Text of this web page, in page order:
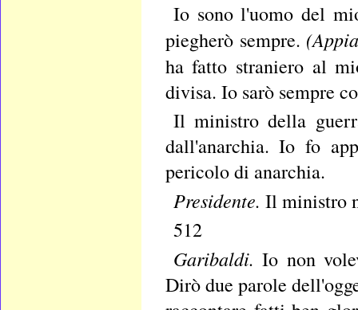
Io sono l'uomo del
piegherò sempre.
ha fatto straniero al
divisa. Io sarò sempre
Il ministro della
dall'anarchia. Io fo
pericolo di anarchia.
Presidente. Il ministro
512
Garibaldi.Io non
Dirò due parole